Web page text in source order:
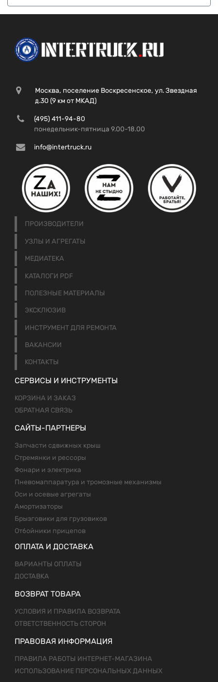
Москва, поселение Воскресенское, ул. Звездная
д.30 (9 км от МКАД)
(495) 411-94-80
понедельник-пятница 9.00-18.00
info@intertruck.ru
ПРОИЗВОДИТЕЛИ
УЗЛЫ И АГРЕГАТЫ
МЕДИАТЕКА
КАТАЛОГИ PDF
ПОЛЕЗНЫЕ МАТЕРИАЛЫ
ЭКСКЛЮЗИВ
ИНСТРУМЕНТ ДЛЯ РЕМОНТА
ВАКАНСИИ
КОНТАКТЫ
СЕРВИСЫ И ИНСТРУМЕНТЫ
КОРЗИНА И ЗАКАЗ
ОБРАТНАЯ СВЯЗЬ
САЙТЫ-ПАРТНЕРЫ
Запчасти сдвижных крыш
Стремянки и рессоры
Фонари и электрика
Пневомаппаратура и тромозные механизмы
Оси и осевые агрегаты
Амортизаторы
Брызговики для грузовиков
Отбойники прицепов
ОПЛАТА И ДОСТАВКА
ВАРИАНТЫ ОПЛАТЫ
ДОСТАВКА
ВОЗВРАТ ТОВАРА
УСЛОВИЯ И ПРАВИЛА ВОЗВРАТА
ОТВЕТСТВЕННОСТЬ СТОРОН
ПРАВОВАЯ ИНФОРМАЦИЯ
ПРАВИЛА РАБОТЫ ИНТЕРНЕТ-МАГАЗИНА
ИСПОЛЬЗОВАНИЕ ПЕРСОНАЛЬНЫХ ДАННЫХ